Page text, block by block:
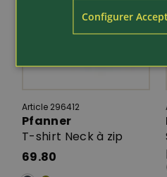
Article 296412
Pfanner
T-shirt Neck à zip
69.80
Configurer